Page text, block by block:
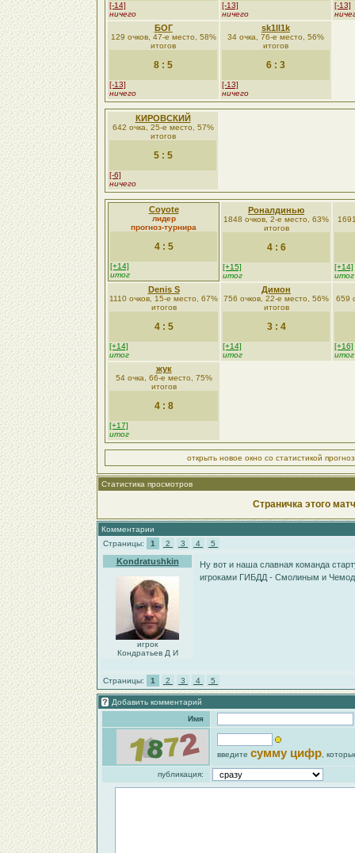
[-14]
ничего
[-13]
ничего
[-13]
БОГ
129 очков, 47-е место, 58%
итогов
8 : 5
[-13]
ничего
sk1ll1k
34 очка, 76-е место, 56%
итогов
6 : 3
[-13]
ничего
КИРОВСКИЙ
642 очка, 25-е место, 57%
итогов
5 : 5
[-6]
ничего
Coyote
лидер
прогноз-турнира
4 : 5
[+14]
итог
Роналдинью
1848 очков, 2-е место, 63%
итогов
4 : 6
[+15]
итог
[+14]
итог
Denis S
1110 очков, 15-е место, 67%
итогов
4 : 5
[+14]
итог
Димон
756 очков, 22-е место, 56%
итогов
3 : 4
[+14]
итог
659
[+16]
итог
жук
54 очка, 66-е место, 75%
итогов
4 : 8
[+17]
итог
открыть новое окно со статистикой
Статистика просмотров
Страничка этого
Комментарии
Страницы:
1 2 3 4 5
Kondratushkin
игрок
Кондратьев Д И
Ну вот и наша славная команда
игроками ГИБДД - Смолиным и
Страницы: 1 2 3 4 5
Добавить комментарий
Имя
введите сумму цифр ,
публикация: